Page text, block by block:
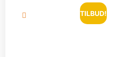
TILBUD!